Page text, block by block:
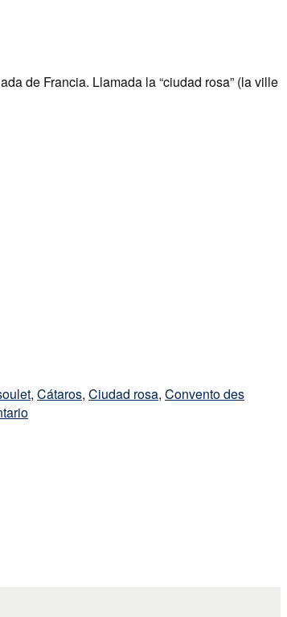
de Francia. Llamada la “ciudad rosa” (la ville
, Cátaros, Ciudad rosa, Convento des